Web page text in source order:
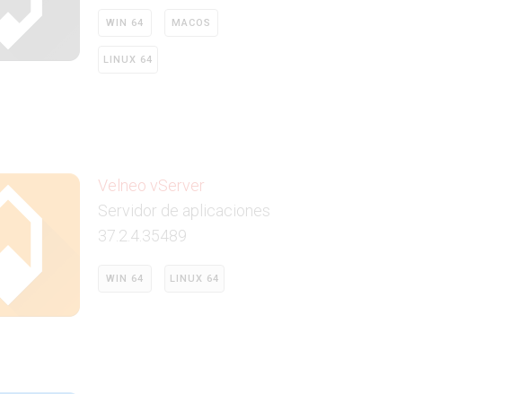
WIN 64 MACOS
LINUX 64
Velneo vServer
Servidor de aplicaciones
37.2.4.35489
WIN 64 LINUX 64